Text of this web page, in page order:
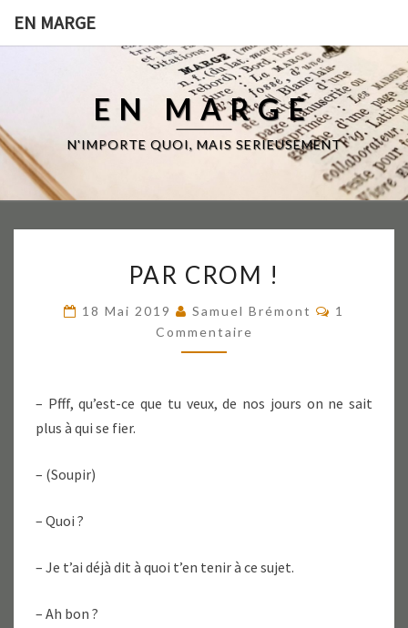
EN MARGE
EN MARGE
N'IMPORTE QUOI, MAIS SERIEUSEMENT
CROM
PAR CROM !
18 Mai 2019 Samuel Brémont
1
Commentaire
– Pfff, qu’est-ce que tu veux, de nos jours on ne sait
plus à qui se fier.
– (Soupir)
– Quoi ?
– Je t’ai déjà dit à quoi t’en tenir à ce sujet.
– Ah bon ?